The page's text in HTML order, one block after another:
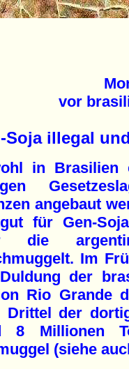
vor
Soja illegal
in Brasilien
angebaut
für Gen-
die
Im
der
Rio Grande
Drittel der
8 Millionen
(siehe